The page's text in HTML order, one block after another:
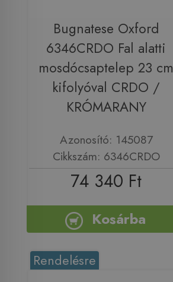
Bugnatese Oxford
6346CRDO Fal alatti
mosdócsaptelep 23 cm
kifolyóval CRDO /
KRÓMARANY
Azonosító: 145087
Cikkszám: 6346CRDO
74 340 Ft
Kosárba
Rendelésre